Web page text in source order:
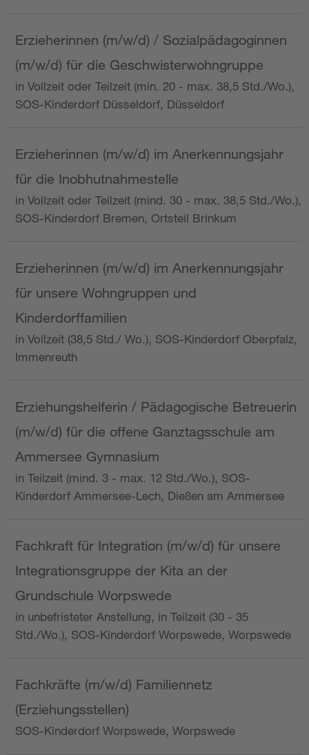
Erzieherinnen (m/w/d) / Sozialpädagoginnen
(m/w/d) für die Geschwisterwohngruppe
in Vollzeit oder Teilzeit (min. 20 - max. 38,5 Std./Wo.),
SOS-Kinderdorf Düsseldorf, Düsseldorf
Erzieherinnen (m/w/d) im Anerkennungsjahr
für die Inobhutnahmestelle
in Vollzeit oder Teilzeit (mind. 30 - max. 38,5 Std./Wo.),
SOS-Kinderdorf Bremen, Ortsteil Brinkum
Erzieherinnen (m/w/d) im Anerkennungsjahr
für unsere Wohngruppen und
Kinderdorffamilien
in Vollzeit (38,5 Std./ Wo.), SOS-Kinderdorf Oberpfalz,
Immenreuth
Erziehungshelferin / Pädagogische Betreuerin
(m/w/d) für die offene Ganztagsschule am
Ammersee Gymnasium
in Teilzeit (mind. 3 - max. 12 Std./Wo.), SOS-
Kinderdorf Ammersee-Lech, Dießen am Ammersee
Fachkraft für Integration (m/w/d) für unsere
Integrationsgruppe der Kita an der
Grundschule Worpswede
in unbefristeter Anstellung, in Teilzeit (30 - 35
Std./Wo.), SOS-Kinderdorf Worpswede, Worpswede
Fachkräfte (m/w/d) Familiennetz
(Erziehungsstellen)
SOS-Kinderdorf Worpswede, Worpswede